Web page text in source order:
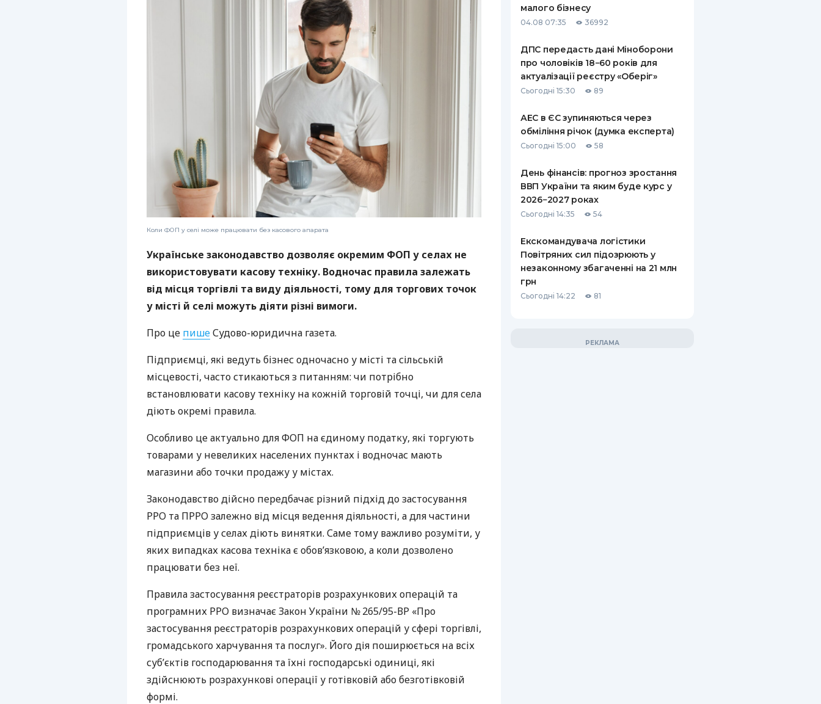
ПУТІВНИКИ ПО
ВСІ СТРАХОВІ ПОЛІСИ
СТРАХОВІ КОМПАНІЇ
КОМПАНІЇ
ДОСТАВКА І ОПЛАТА
Коли ФОП у селі може працювати без касового апарата
Українське законодавство дозволяє окремим ФОП у селах не
використовувати касову техніку. Водночас правила залежать
від місця торгівлі та виду діяльності, тому для торгових точок
у місті й селі можуть діяти різні вимоги.
Про це пишеСудово-юридична газета.
Підприємці, які ведуть бізнес одночасно у місті та сільській
місцевості, часто стикаються з питанням: чи потрібно
встановлювати касову техніку на кожній торговій точці, чи для села
діють окремі правила.
Особливо це актуально для ФОП на єдиному податку, які торгують
товарами у невеликих населених пунктах і водночас мають
магазини або точки продажу у містах.
Законодавство дійсно передбачає різний підхід до застосування
РРО та ПРРО залежно від місця ведення діяльності, а для частини
підприємців у селах діють винятки. Саме тому важливо розуміти, у
яких випадках касова техніка є обов’язковою, а коли дозволено
працювати без неї.
Правила застосування реєстраторів розрахункових операцій та
програмних РРО визначає Закон України № 265/95-ВР «Про
застосування реєстраторів розрахункових операцій у сфері торгівлі,
громадського харчування та послуг». Його дія поширюється на всіх
суб’єктів господарювання та їхні господарські одиниці, які
здійснюють розрахункові операції у готівковій або безготівковій
формі.
малого бізнесу
04.08 07:35 36992
ДПС передасть дані Міноборони
про чоловіків 18−60 років для
актуалізації реєстру «Оберіг»
Сьогодні 15:30 89
АЕС в ЄС зупиняються через
обміління річок (думка експерта)
Сьогодні 15:00 58
День фінансів: прогноз зростання
ВВП України та яким буде курс у
2026−2027 роках
Сьогодні 14:35 54
Екскомандувача логістики
Повітряних сил підозрюють у
незаконному збагаченні на 21 млн
грн
Сьогодні 14:22 81